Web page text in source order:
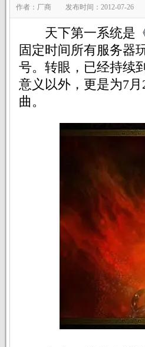
作者：厂商 发布时间：2012-07-26
天下第一系统是
固定时间所有服务器
号。转眼，已经持续
意义以外，更是为7
曲。